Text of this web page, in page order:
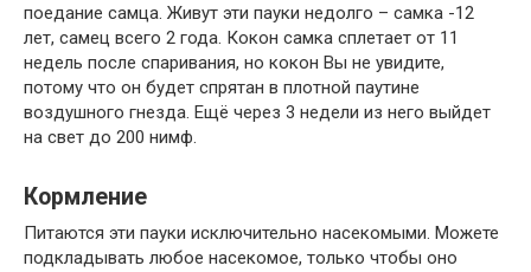
поедание самца. Живут эти пауки недолго – самка -12
лет, самец всего 2 года. Кокон самка сплетает от 11
недель после спаривания, но кокон Вы не увидите,
потому что он будет спрятан в плотной паутине
воздушного гнезда. Ещё через 3 недели из него выйдет
на свет до 200 нимф.
Кормление
Питаются эти пауки исключительно насекомыми. Можете
подкладывать любое насекомое, только чтобы оно